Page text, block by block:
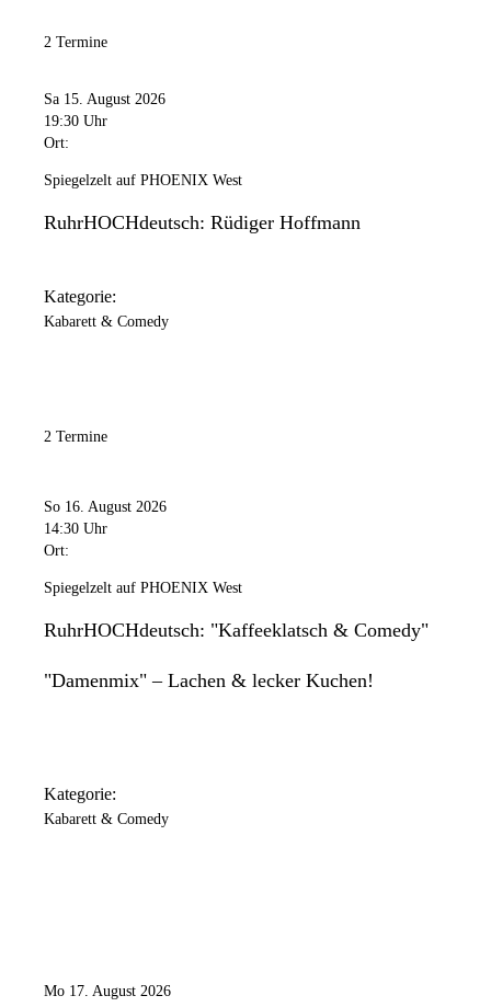
2 Termine
Sa 15. August 2026
19:30 Uhr
Ort:
Spiegelzelt auf PHOENIX West
RuhrHOCHdeutsch: Rüdiger Hoffmann
Kategorie:
Kabarett & Comedy
2 Termine
So 16. August 2026
14:30 Uhr
Ort:
Spiegelzelt auf PHOENIX West
RuhrHOCHdeutsch: "Kaffeeklatsch & Comedy"
"Damenmix" – Lachen & lecker Kuchen!
Kategorie:
Kabarett & Comedy
Mo 17. August 2026